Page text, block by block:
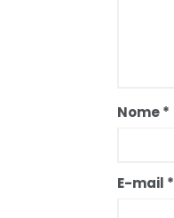
Nome*
E-mail *